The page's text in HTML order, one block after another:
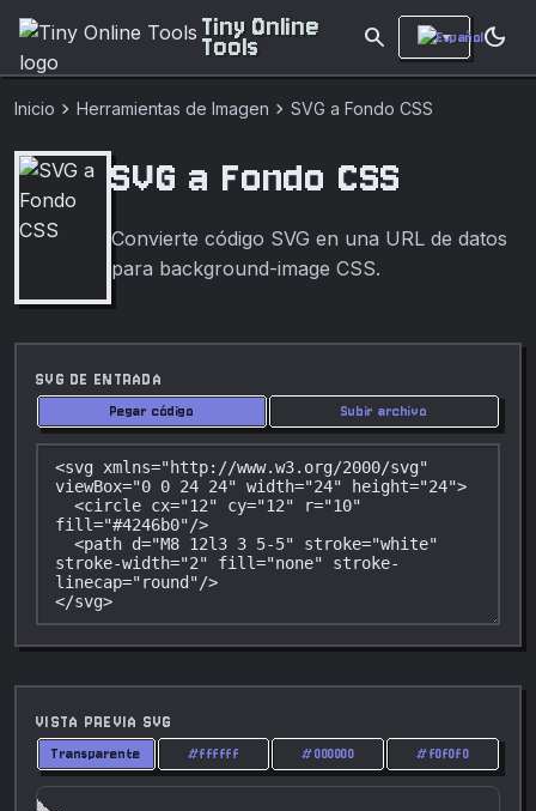
Tiny Online
Tools search dark_mode
Inicio chevron_right Herramientas de Imagen chevron_right SVG a Fondo CSS
SVG a Fondo CSS
Convierte código SVG en una URL de datos
para background-image CSS.
SVG DE ENTRADA
Pegar código Subir archivo
VISTA PREVIA SVG
Transparente #ffffff #000000 #f0f0f0